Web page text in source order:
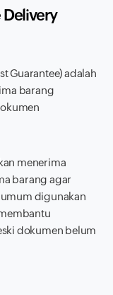
Delivery
Guarantee) adalah
barang
menerima
barang agar
digunakan
dokumen belum